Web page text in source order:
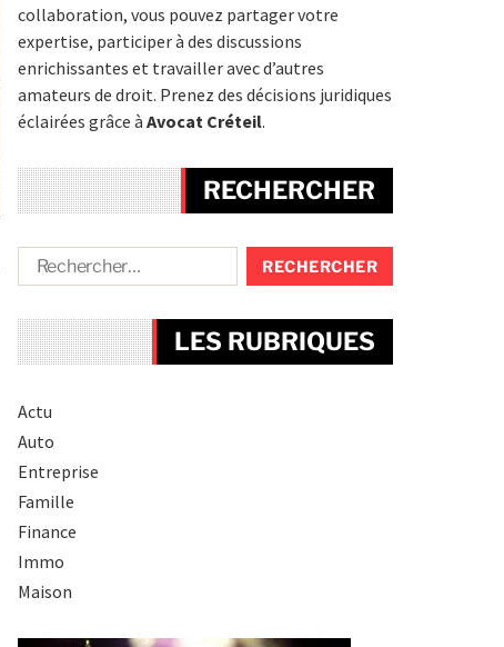
collaboration, vous pouvez partager votre
expertise, participer à des discussions
enrichissantes et travailler avec d’autres
amateurs de droit. Prenez des décisions juridiques
éclairées grâce à Avocat Créteil.
RECHERCHER
LES RUBRIQUES
Actu
Auto
Entreprise
Famille
Finance
Immo
Maison